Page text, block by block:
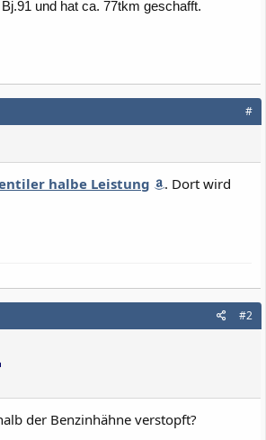
und hat ca. 77tkm geschafft.
#
halbe Leistung
. Dort wird
#2
der Benzinhähne verstopft?